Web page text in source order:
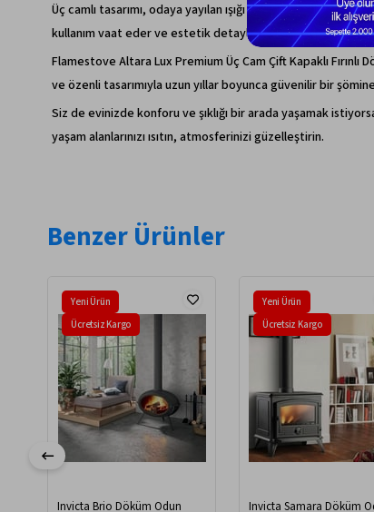
Üç camlı tasarımı, odaya yayılan ışığı artırarak sıcak ve
kullanım vaat eder ve estetik detaylarla süslenmiş şık
Flamestove Altara Lux Premium Üç Cam Çift Kapaklı
ve özenli tasarımıyla uzun yıllar boyunca güvenilir bir
Siz de evinizde konforu ve şıklığı bir arada yaşamak
yaşam alanlarınızı ısıtın, atmosferinizi güzelleştirin.
Benzer Ürünler
Invicta Brio Döküm Odun
Yeni Ürün
Ücretsiz Kargo
Invicta Samara Döküm
Yeni Ürün
Ücretsiz Kargo